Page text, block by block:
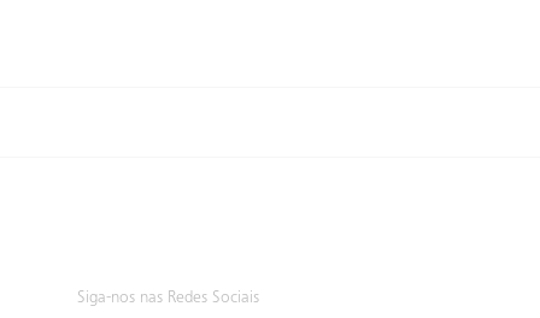
Siga-nos nas Redes Sociais